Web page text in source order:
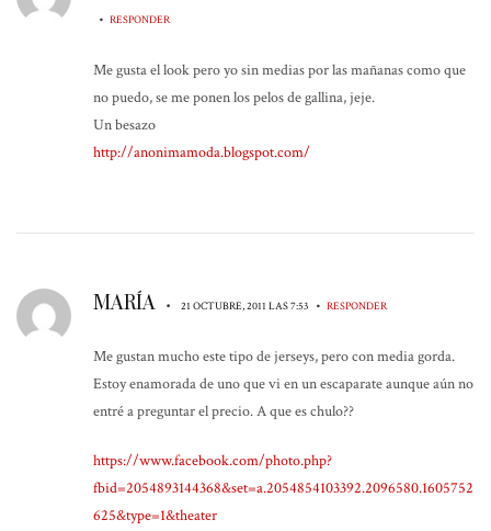
• RESPONDER
Me gusta el look pero yo sin medias por las mañanas como que
no puedo, se me ponen los pelos de gallina, jeje.
Un besazo
http://anonimamoda.blogspot.com/
MARÍA • 21 OCTUBRE, 2011 LAS 7:53 • RESPONDER
Me gustan mucho este tipo de jerseys, pero con media gorda.
Estoy enamorada de uno que vi en un escaparate aunque aún no
entré a preguntar el precio. A que es chulo??
https://www.facebook.com/photo.php?
fbid=2054893144368&set=a.2054854103392.2096580.1605752
625&type=1&theater